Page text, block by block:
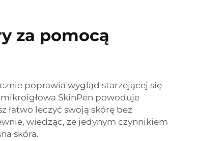
za pomocą
poprawia wygląd starzejącej się
SkinPen powoduje
łatwo leczyć swoją skórę bez
wiedząc, że jedynym czynnikiem
skóra.